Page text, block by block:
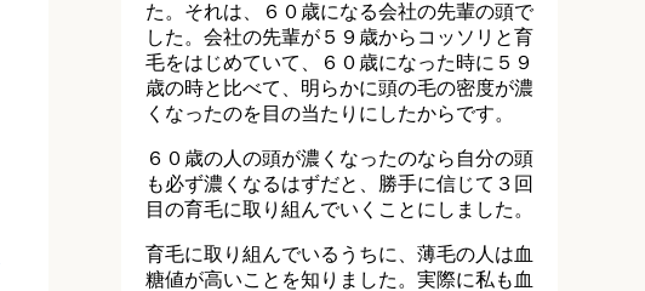
た。それは、６０歳になる会社の先輩の頭で
した。会社の先輩が５９歳からコッソリと育
毛をはじめていて、６０歳になった時に５９
歳の時と比べて、明らかに頭の毛の密度が濃
くなったのを目の当たりにしたからです。
６０歳の人の頭が濃くなったのなら自分の頭
も必ず濃くなるはずだと、勝手に信じて３回
目の育毛に取り組んでいくことにしました。
育毛に取り組んでいるうちに、薄毛の人は血
糖値が高いことを知りました。実際に私も血